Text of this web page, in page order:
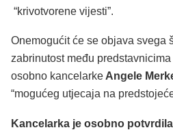
“krivotvorene vijesti”.
Onemogućit će se objava svega
zabrinutost među
osobno kancelarke Angele
“mogućeg utjecaja na
Kancelarka je osobno potvrdila